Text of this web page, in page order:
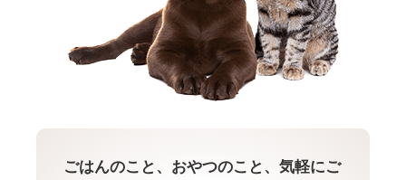
ごはんのこと、おやつのこと、気軽にご